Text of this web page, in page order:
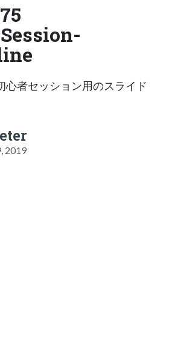
心者セッション用のスライド
2019